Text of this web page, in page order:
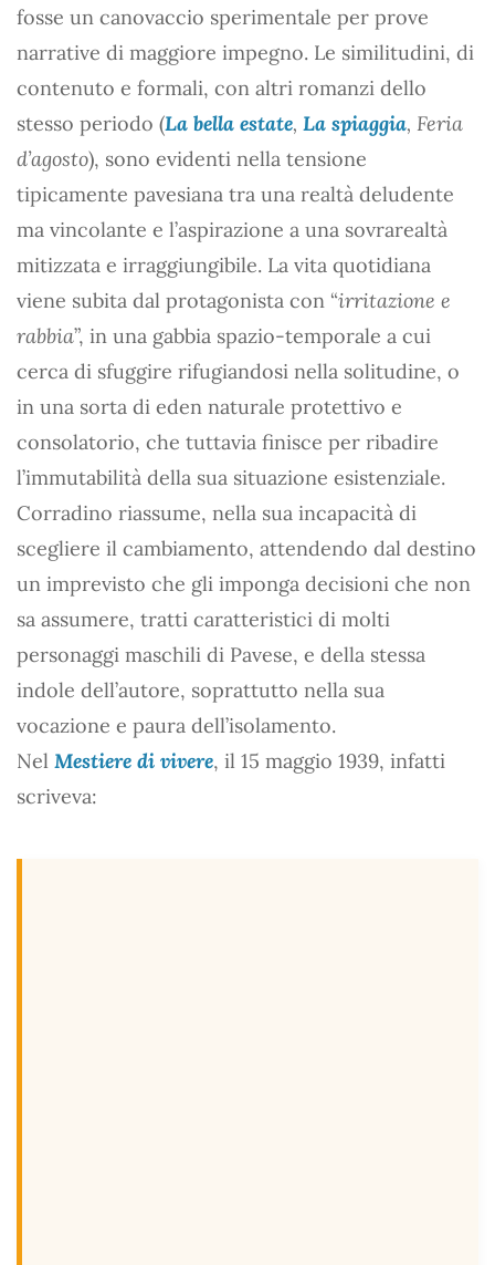
fosse un canovaccio sperimentale per prove
narrative di maggiore impegno. Le similitudini, di
contenuto e formali, con altri romanzi dello
stesso periodo (La bella estate, La spiaggia, Feria
d’agosto), sono evidenti nella tensione
tipicamente pavesiana tra una realtà deludente
ma vincolante e l’aspirazione a una sovrarealtà
mitizzata e irraggiungibile. La vita quotidiana
viene subita dal protagonista con “irritazione e
rabbia”, in una gabbia spazio-temporale a cui
cerca di sfuggire rifugiandosi nella solitudine, o
in una sorta di eden naturale protettivo e
consolatorio, che tuttavia finisce per ribadire
l’immutabilità della sua situazione esistenziale.
Corradino riassume, nella sua incapacità di
scegliere il cambiamento, attendendo dal destino
un imprevisto che gli imponga decisioni che non
sa assumere, tratti caratteristici di molti
personaggi maschili di Pavese, e della stessa
indole dell’autore, soprattutto nella sua
vocazione e paura dell’isolamento.
Nel Mestiere di vivere, il 15 maggio 1939, infatti
scriveva: